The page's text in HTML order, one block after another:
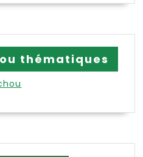
thématiques